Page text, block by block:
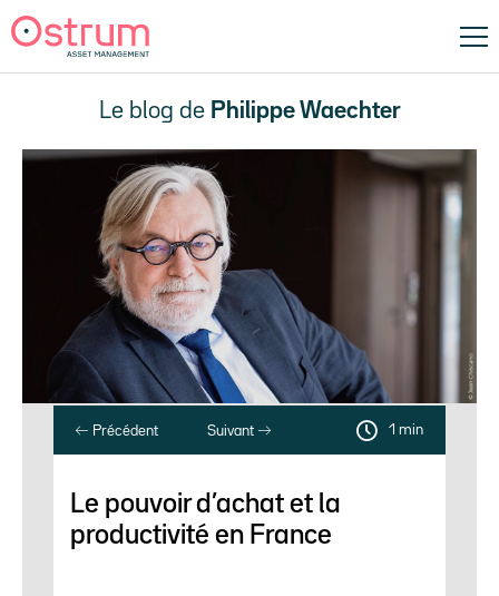
Le blog de Philippe Waechter
Précédent Suivant 1 min
Le pouvoir d’achat et la
productivité en France